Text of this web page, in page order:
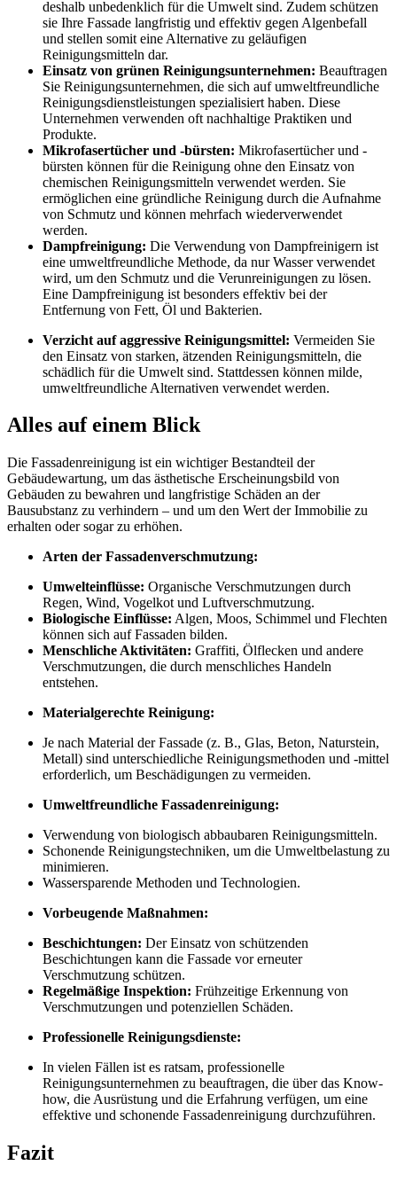
deshalb unbedenklich für die Umwelt sind. Zudem schützen
sie Ihre Fassade langfristig und effektiv gegen Algenbefall
und stellen somit eine Alternative zu geläufigen
Reinigungsmitteln dar.
Einsatz von grünen Reinigungsunternehmen: Beauftragen
Sie Reinigungsunternehmen, die sich auf umweltfreundliche
Reinigungsdienstleistungen spezialisiert haben. Diese
Unternehmen verwenden oft nachhaltige Praktiken und
Produkte.
Mikrofasertücher und -bürsten: Mikrofasertücher und -
bürsten können für die Reinigung ohne den Einsatz von
chemischen Reinigungsmitteln verwendet werden. Sie
ermöglichen eine gründliche Reinigung durch die Aufnahme
von Schmutz und können mehrfach wiederverwendet
werden.
Dampfreinigung: Die Verwendung von Dampfreinigern ist
eine umweltfreundliche Methode, da nur Wasser verwendet
wird, um den Schmutz und die Verunreinigungen zu lösen.
Eine Dampfreinigung ist besonders effektiv bei der
Entfernung von Fett, Öl und Bakterien.
Verzicht auf aggressive Reinigungsmittel: Vermeiden Sie
den Einsatz von starken, ätzenden Reinigungsmitteln, die
schädlich für die Umwelt sind. Stattdessen können milde,
umweltfreundliche Alternativen verwendet werden.
Alles auf einem Blick
Die Fassadenreinigung ist ein wichtiger Bestandteil der
Gebäudewartung, um das ästhetische Erscheinungsbild von
Gebäuden zu bewahren und langfristige Schäden an der
Bausubstanz zu verhindern – und um den Wert der Immobilie zu
erhalten oder sogar zu erhöhen.
Arten der Fassadenverschmutzung:
Umwelteinflüsse: Organische Verschmutzungen durch
Regen, Wind, Vogelkot und Luftverschmutzung.
Biologische Einflüsse: Algen, Moos, Schimmel und Flechten
können sich auf Fassaden bilden.
Menschliche Aktivitäten: Graffiti, Ölflecken und andere
Verschmutzungen, die durch menschliches Handeln
entstehen.
Materialgerechte Reinigung:
Je nach Material der Fassade (z. B., Glas, Beton, Naturstein,
Metall) sind unterschiedliche Reinigungsmethoden und -mittel
erforderlich, um Beschädigungen zu vermeiden.
Umweltfreundliche Fassadenreinigung:
Verwendung von biologisch abbaubaren Reinigungsmitteln.
Schonende Reinigungstechniken, um die Umweltbelastung zu
minimieren.
Wassersparende Methoden und Technologien.
Vorbeugende Maßnahmen:
Beschichtungen: Der Einsatz von schützenden
Beschichtungen kann die Fassade vor erneuter
Verschmutzung schützen.
Regelmäßige Inspektion: Frühzeitige Erkennung von
Verschmutzungen und potenziellen Schäden.
Professionelle Reinigungsdienste:
In vielen Fällen ist es ratsam, professionelle
Reinigungsunternehmen zu beauftragen, die über das Know-
how, die Ausrüstung und die Erfahrung verfügen, um eine
effektive und schonende Fassadenreinigung durchzuführen.
Fazit